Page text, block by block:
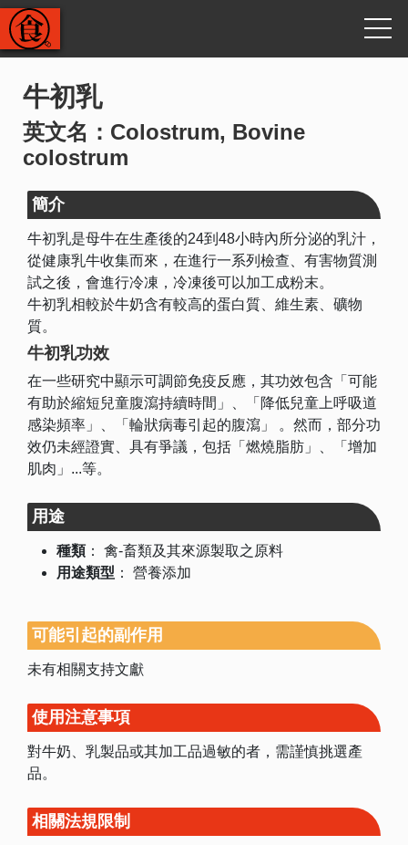
牛初乳
英文名：Colostrum, Bovine
colostrum
簡介
牛初乳是母牛在生產後的24到48小時內所分泌的乳汁，
從健康乳牛收集而來，在進行一系列檢查、有害物質測
試之後，會進行冷凍，冷凍後可以加工成粉末。
牛初乳相較於牛奶含有較高的蛋白質、維生素、礦物
質。
牛初乳功效
在一些研究中顯示可調節免疫反應，其功效包含「可能
有助於縮短兒童腹瀉持續時間」、「降低兒童上呼吸道
感染頻率」、「輪狀病毒引起的腹瀉」 。然而，部分功
效仍未經證實、具有爭議，包括「燃燒脂肪」、「增加
肌肉」...等。
用途
種類： 禽-畜類及其來源製取之原料
用途類型 ： 營養添加
可能引起的副作用
未有相關支持文獻
使用注意事項
對牛奶、乳製品或其加工品過敏的者，需謹慎挑選產
品。
相關法規限制